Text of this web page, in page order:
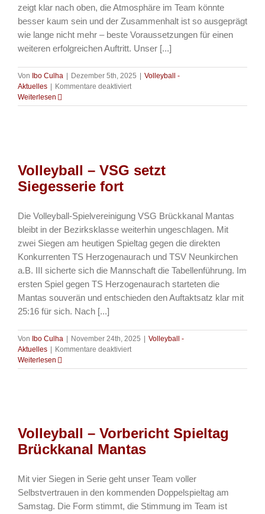
zeigt klar nach oben, die Atmosphäre im Team könnte
besser kaum sein und der Zusammenhalt ist so ausgeprägt
wie lange nicht mehr – beste Voraussetzungen für einen
weiteren erfolgreichen Auftritt. Unser [...]
Von Ibo Culha Dezember 5th, 2025
Volleyball -
Aktuelles
Kommentare deaktiviertfür
–
Weiterlesen
Volleyball – VSG setzt
Siegesserie fort
Die Volleyball-Spielvereinigung VSG Brückkanal Mantas
bleibt in der Bezirksklasse weiterhin ungeschlagen. Mit
zwei Siegen am heutigen Spieltag gegen die direkten
Konkurrenten TS Herzogenaurach und TSV Neunkirchen
a.B. III sicherte sich die Mannschaft die Tabellenführung. Im
ersten Spiel gegen TS Herzogenaurach starteten die
Mantas souverän und entschieden den Auftaktsatz klar mit
25:16 für sich. Nach [...]
Von Ibo Culha November 24th, 2025
Volleyball -
Aktuelles
Kommentare deaktiviertfür
–
Weiterlesen
Volleyball – Vorbericht Spieltag
Brückkanal Mantas
Mit vier Siegen in Serie geht unser Team voller
Selbstvertrauen in den kommenden Doppelspieltag am
Samstag. Die Form stimmt, die Stimmung im Team ist